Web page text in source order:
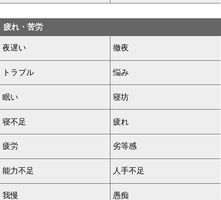
疲れ・苦労
夜遅い 徹夜
トラブル 悩み
眠い 寝坊
寝不足 疲れ
疲労 劣等感
能力不足 人手不足
我慢 愚痴